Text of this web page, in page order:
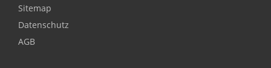
Sitemap
Datenschutz
AGB